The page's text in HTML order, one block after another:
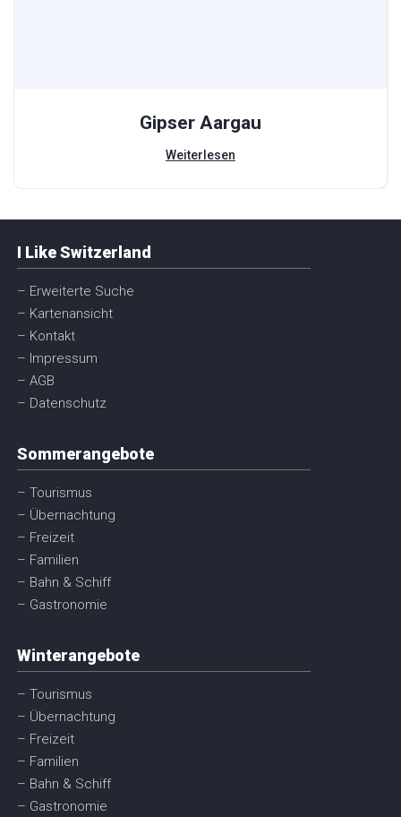
Gipser Aargau
Weiterlesen
I Like Switzerland
– Erweiterte Suche
– Kartenansicht
– Kontakt
– Impressum
– AGB
– Datenschutz
Sommerangebote
– Tourismus
– Übernachtung
– Freizeit
– Familien
– Bahn & Schiff
– Gastronomie
Winterangebote
– Tourismus
– Übernachtung
– Freizeit
– Familien
– Bahn & Schiff
– Gastronomie